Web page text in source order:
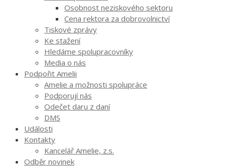
Osobnost neziskového sektoru
Cena rektora za dobrovolnictví
Tiskové zprávy
Ke stažení
Hledáme spolupracovníky
Media o nás
Podpořit Amelii
Amelie a možnosti spolupráce
Podporují nás
Odečet daru z daní
DMS
Události
Kontakty
Kancelář Amelie, z.s.
Odběr novinek